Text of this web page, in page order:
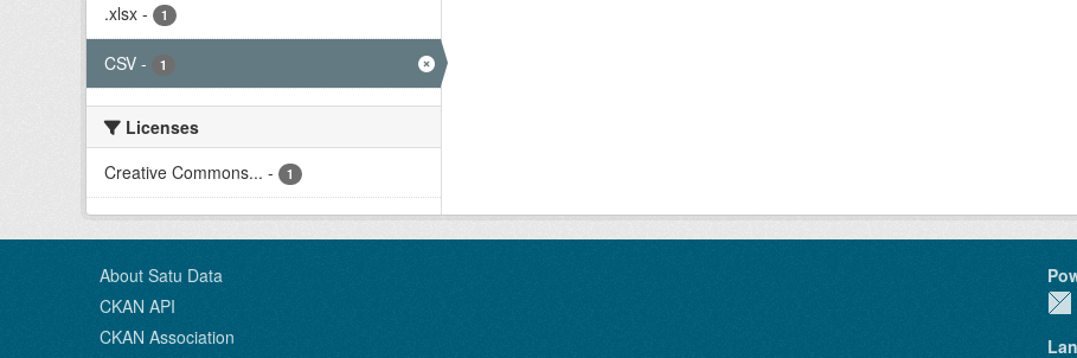
.xlsx - 1
CSV - 1
Licenses
Creative Commons... - 1
About Satu Data
CKAN API
CKAN Association